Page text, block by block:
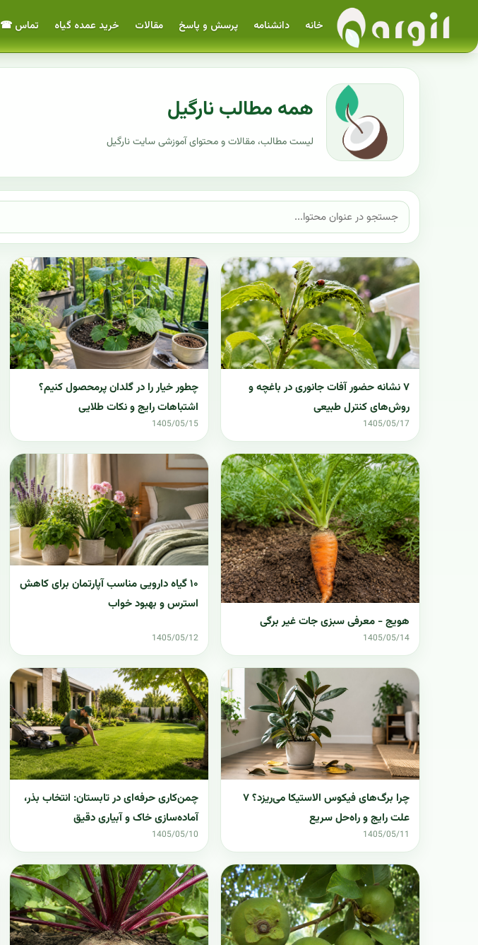
خانه دانشنامه پرسش و پاسخ مقالات خرید عمده گیاه تماس ☎
همه مطالب نارگیل
لیست مطالب، مقالات و محتوای آموزشی سایت نارگیل
۷ نشانه حضور آفات جانوری در باغچه و
روش‌های کنترل طبیعی
1405/05/17
چطور خیار را در گلدان پرمحصول کنیم؟
اشتباهات رایج و نکات طلایی
1405/05/15
هویج - معرفی سبزی جات غیر برگی
1405/05/14
۱۰ گیاه دارویی مناسب آپارتمان برای کاهش
استرس و بهبود خواب
1405/05/12
چرا برگ‌های فیکوس الاستیکا می‌ریزد؟ ۷
علت رایج و راه‌حل سریع
1405/05/11
چمن‌کاری حرفه‌ای در تابستان: انتخاب بذر،
آماده‌سازی خاک و آبیاری دقیق
1405/05/10